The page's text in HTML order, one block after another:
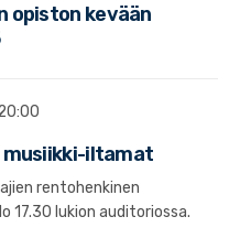
opiston kevään
musiikki-iltamat
rentohenkinen
17.30 lukion auditoriossa.